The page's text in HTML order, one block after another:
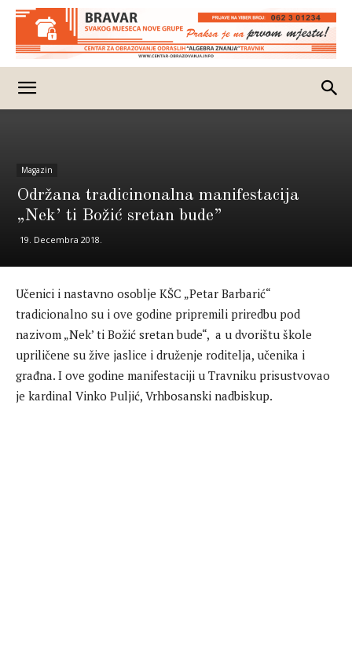
Magazin
Održana tradicinonalna manifestacija
„Nek’ ti Božić sretan bude”
19. Decembra 2018.
Učenici i nastavno osoblje KŠC „Petar Barbarić“
tradicionalno su i ove godine pripremili priredbu pod
nazivom „Nek’ ti Božić sretan bude“, a u dvorištu škole
upriličene su žive jaslice i druženje roditelja, učenika i
građna. I ove godine manifestaciji u Travniku prisustvovao
je kardinal Vinko Puljić, Vrhbosanski nadbiskup.